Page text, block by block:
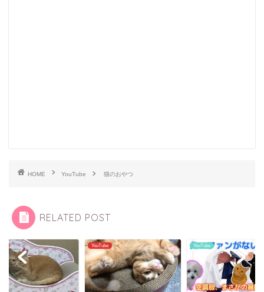
HOME YouTube 猫のおやつ
RELATED POST
YouTube YouTube